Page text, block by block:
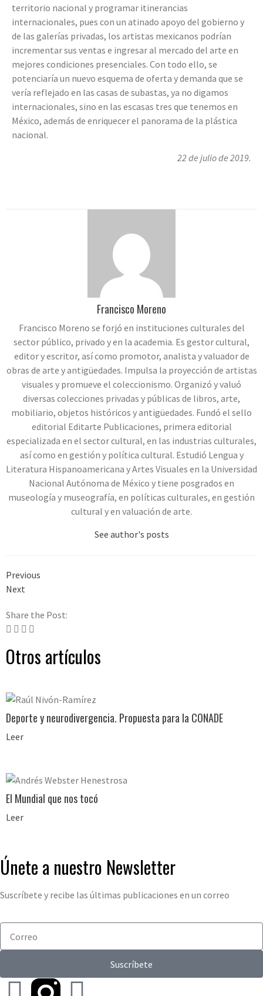
territorio nacional y programar itinerancias
internacionales, pues con un atinado apoyo del gobierno y
de las galerías privadas, los artistas mexicanos podrían
incrementar sus ventas e ingresar al mercado del arte en
mejores condiciones presenciales. Con todo ello, se
potenciaría un nuevo esquema de oferta y demanda que se
vería reflejado en las casas de subastas, ya no digamos
internacionales, sino en las escasas tres que tenemos en
México, además de enriquecer el panorama de la plástica
nacional.
22 de julio de 2019.
Francisco Moreno
Francisco Moreno se forjó en instituciones culturales del
sector público, privado y en la academia. Es gestor cultural,
editor y escritor, así como promotor, analista y valuador de
obras de arte y antigüedades. Impulsa la proyección de artistas
visuales y promueve el coleccionismo. Organizó y valuó
diversas colecciones privadas y públicas de libros, arte,
mobiliario, objetos históricos y antigüedades. Fundó el sello
editorial Editarte Publicaciones, primera editorial
especializada en el sector cultural, en las industrias culturales,
así como en gestión y política cultural. Estudió Lengua y
Literatura Hispanoamericana y Artes Visuales en la Universidad
Nacional Autónoma de México y tiene posgrados en
museología y museografía, en políticas culturales, en gestión
cultural y en valuación de arte.
See author's posts
Previous
Next
Share the Post:
Otros artículos
Deporte y neurodivergencia. Propuesta para la CONADE
Leer
El Mundial que nos tocó
Leer
Únete a nuestro Newsletter
Suscríbete y recibe las últimas publicaciones en un correo
Suscríbete